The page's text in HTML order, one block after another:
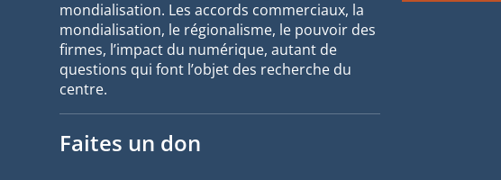
mondialisation. Les accords commerciaux, la
mondialisation, le régionalisme, le pouvoir des
firmes, l’impact du numérique, autant de
questions qui font l’objet des recherche du
centre.
Faites un don